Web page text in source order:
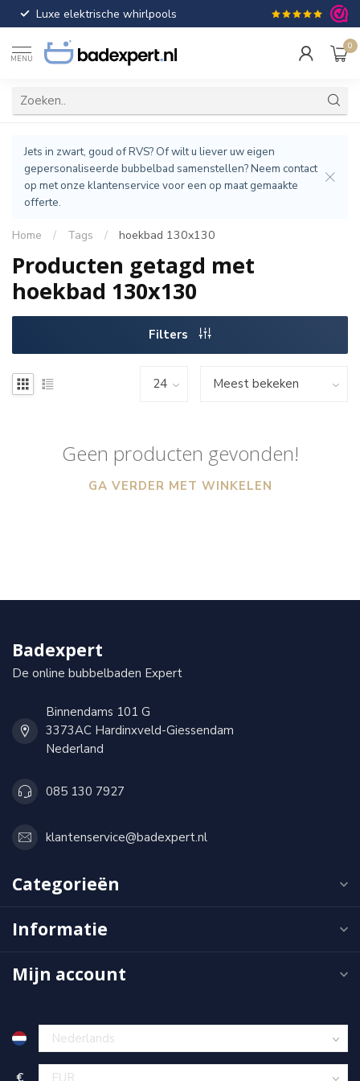
Luxe elektrische whirlpools Gratis
MENU
0
Jets in zwart, goud of RVS? Of wilt u liever uw eigen
gepersonaliseerde bubbelbad samenstellen? Neem contact
op met onze klantenservice voor een op maat gemaakte
offerte.
Home / Tags / hoekbad 130x130
Producten getagd met
hoekbad 130x130
Filters
Geen producten gevonden!
GA VERDER MET WINKELEN
Badexpert
De online bubbelbaden Expert
Binnendams 101 G
3373AC Hardinxveld-Giessendam
Nederland
085 130 7927
klantenservice@badexpert.nl
Categorieën
Informatie
Mijn account
€